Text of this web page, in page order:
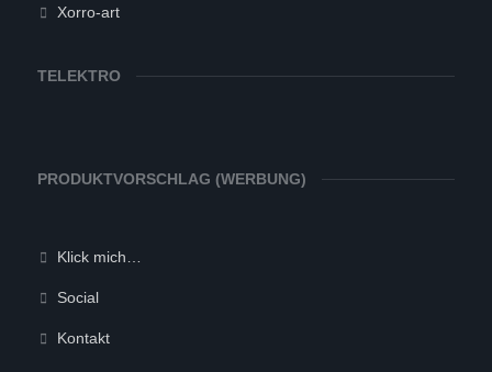
Xorro-art
TELEKTRO
PRODUKTVORSCHLAG (WERBUNG)
Klick mich…
Social
Kontakt